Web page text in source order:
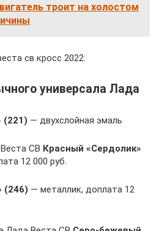
троит на холостом
св кросс 2022:
универсала Лада
(221) — двухслойная эмаль
СВ Красный «Сердолик»
12 000 руб.
(246) — металлик, доплата 12